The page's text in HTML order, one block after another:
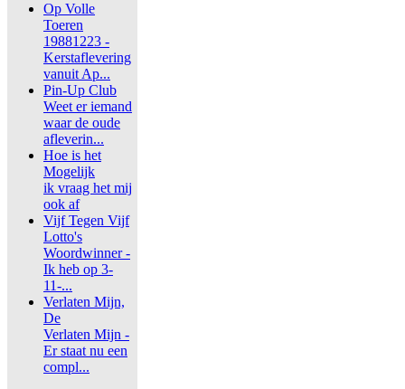
Op Volle
Toeren
19881223 -
Kerstaflevering
vanuit Ap...
Pin-Up Club
Weet er iemand
waar de oude
afleverin...
Hoe is het
Mogelijk
ik vraag het mij
ook af
Vijf Tegen Vijf
Lotto's
Woordwinner -
Ik heb op 3-
11-...
Verlaten Mijn,
De
Verlaten Mijn -
Er staat nu een
compl...